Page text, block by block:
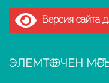
Версия сайта
ЭЛЕМТӘ ӨЧЕН